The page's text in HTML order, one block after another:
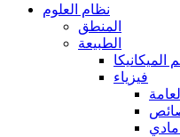
نظام العلوم
المنطق
الطبيعة
الميكانيكا
فيزياء